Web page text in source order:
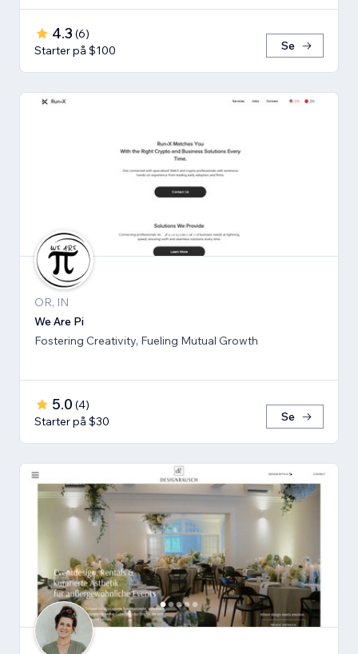
4.3 (6)
Starter på $100
Se
OR, IN
We Are Pi
Fostering Creativity, Fueling Mutual Growth
5.0 (4)
Starter på $30
Se